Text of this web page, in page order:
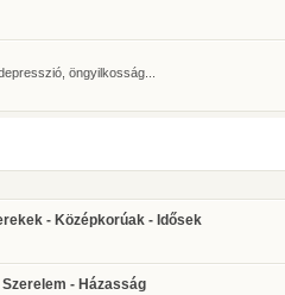
öngyilkosság...
- Középkorúak - Idősek
- Házasság